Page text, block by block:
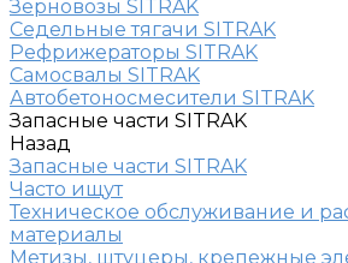
Зерновозы SITRAK
Седельные тягачи SITRAK
Рефрижераторы SITRAK
Самосвалы SITRAK
Автобетоносмесители SITRAK
Запасные части SITRAK
Назад
Запасные части SITRAK
Часто ищут
Техническое обслуживание и
материалы
Метизы, штуцеры, крепежные